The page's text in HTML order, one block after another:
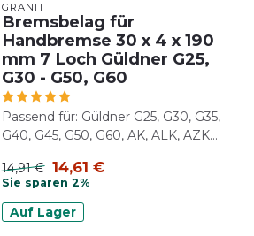
GRANIT
Bremsbelag für
Handbremse 30 x 4 x 190
mm 7 Loch Güldner G25,
G30 - G50, G60
Passend für: Güldner G25, G30, G35,
G40, G45, G50, G60, AK, ALK, AZK...
14,91 € 14,61 €
Sie sparen 2%
Auf Lager